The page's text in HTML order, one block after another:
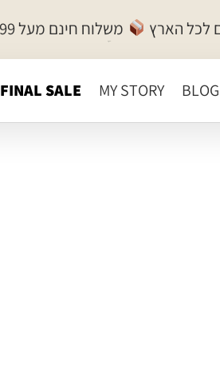
לכל הארץ משלוח חינם מעל 499 שח בכל קנייה!
BLOG
MY STORY
FINAL SALE